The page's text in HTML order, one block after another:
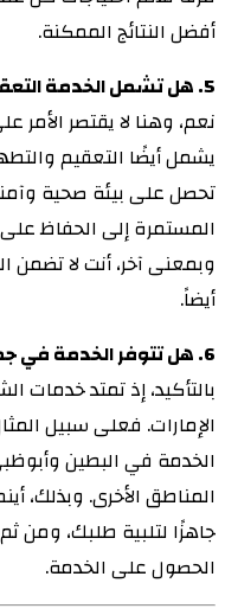
أفضل النتائج الممكنة.
5. هل تشمل الخدمة التعقيم والتطهير؟
نعم، وهنا لا يقتصر
يشمل أيضًا التعقيم
تحصل على بيئة صحية
المستمرة إلى الحفاظ على
وبمعنى آخر، أنت لا تضمن
أيضاً.
6. هل تتوفر الخدمة في جميع أنحاء الإمارات؟
بالتأكيد، إذ تمتد
الإمارات. فعلى سبيل
الخدمة في البطين
المناطق الأخرى. وبذلك،
جاهزًا لتلبية طلبك، ومن
الحصول على الخدمة.